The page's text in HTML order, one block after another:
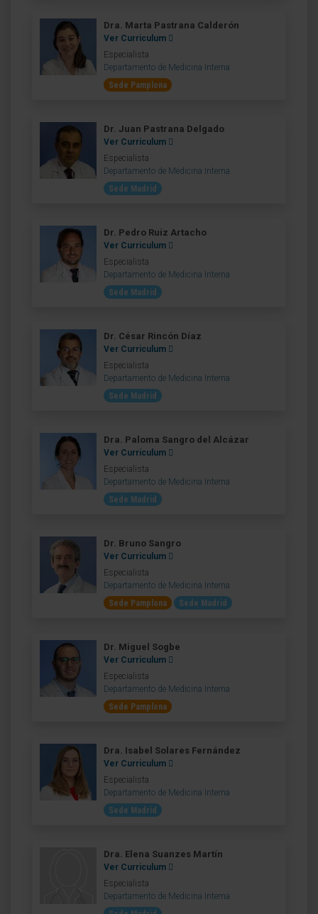
Dra. Marta Pastrana Calderón
Ver Curriculum
Especialista
Departamento de Medicina Interna
Sede Pamplona
Dr. Juan Pastrana Delgado
Ver Curriculum
Especialista
Departamento de Medicina Interna
Sede Madrid
Dr. Pedro Ruiz Artacho
Ver Curriculum
Especialista
Departamento de Medicina Interna
Sede Madrid
Dr. César Rincón Díaz
Ver Curriculum
Especialista
Departamento de Medicina Interna
Sede Madrid
Dra. Paloma Sangro del Alcázar
Ver Curriculum
Especialista
Departamento de Medicina Interna
Sede Madrid
Dr. Bruno Sangro
Ver Curriculum
Especialista
Departamento de Medicina Interna
Sede Pamplona
Sede Madrid
Dr. Miguel Sogbe
Ver Curriculum
Especialista
Departamento de Medicina Interna
Sede Pamplona
Dra. Isabel Solares Fernández
Ver Curriculum
Especialista
Departamento de Medicina Interna
Sede Madrid
Dra. Elena Suanzes Martín
Ver Curriculum
Especialista
Departamento de Medicina Interna